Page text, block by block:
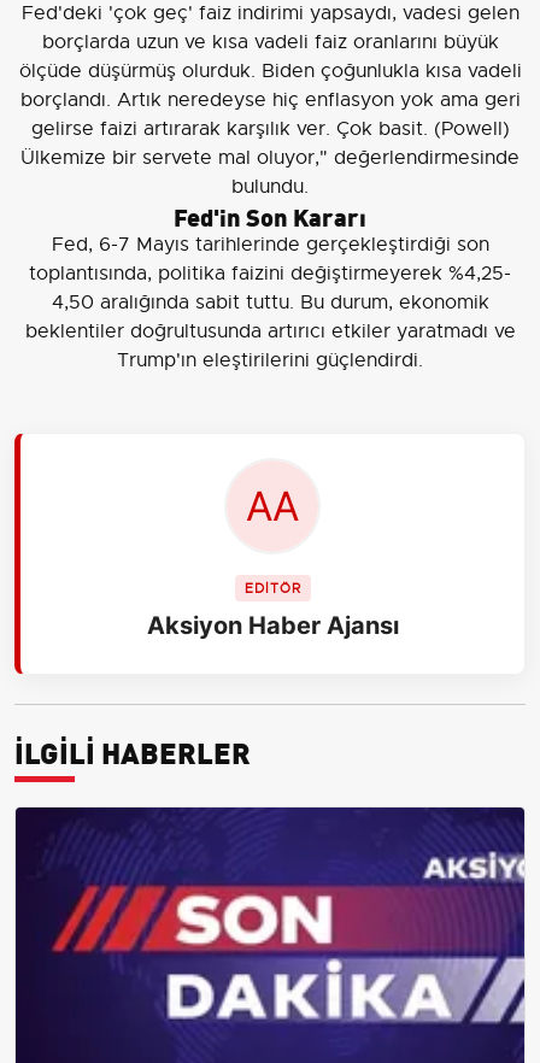
Fed'deki 'çok geç' faiz indirimi yapsaydı, vadesi gelen
borçlarda uzun ve kısa vadeli faiz oranlarını büyük
ölçüde düşürmüş olurduk. Biden çoğunlukla kısa vadeli
borçlandı. Artık neredeyse hiç enflasyon yok ama geri
gelirse faizi artırarak karşılık ver. Çok basit. (Powell)
Ülkemize bir servete mal oluyor," değerlendirmesinde
bulundu.
Fed'in Son Kararı
Fed, 6-7 Mayıs tarihlerinde gerçekleştirdiği son
toplantısında, politika faizini değiştirmeyerek %4,25-
4,50 aralığında sabit tuttu. Bu durum, ekonomik
beklentiler doğrultusunda artırıcı etkiler yaratmadı ve
Trump'ın eleştirilerini güçlendirdi.
EDİTÖR
Aksiyon Haber Ajansı
İLGİLİ HABERLER